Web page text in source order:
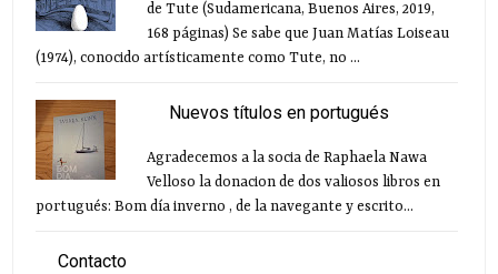
de Tute (Sudamericana, Buenos Aires, 2019,
168 páginas) Se sabe que Juan Matías Loiseau
(1974), conocido artísticamente como Tute, no ...
Nuevos títulos en portugués
Agradecemos a la socia de Raphaela Nawa
Velloso la donacion de dos valiosos libros en
portugués: Bom día inverno , de la navegante y escrito...
Contacto